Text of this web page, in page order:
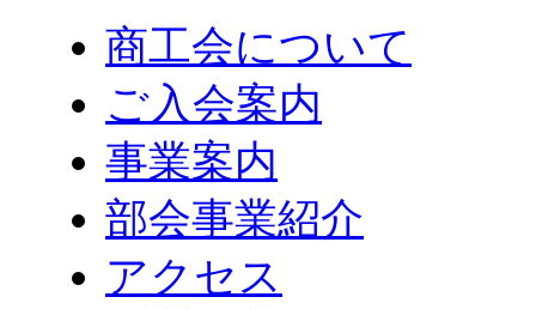
商工会について
ご入会案内
事業案内
部会事業紹介
アクセス